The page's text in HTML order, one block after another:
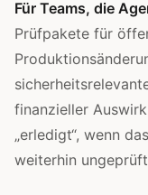
Für Teams, die
Prüfpakete für
finanzieller
„erledigt“, wenn
weiterhin